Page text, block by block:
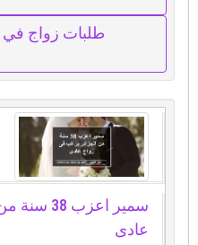
طلبات زواج في
سمير اعزب
عادى